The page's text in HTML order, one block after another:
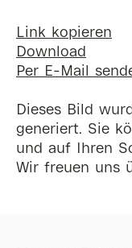
Link kopieren
Download
Per E-Mail
Dieses Bild
generiert. Sie
und auf Ihren
Wir freuen uns